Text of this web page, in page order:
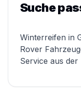
Suche
Winterreifen in
Rover
Service aus